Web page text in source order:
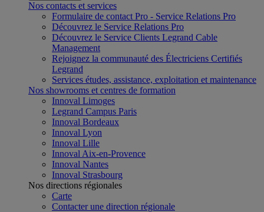
Nos contacts et services
Formulaire de contact Pro - Service Relations Pro
Découvrez le Service Relations Pro
Découvrez le Service Clients Legrand Cable
Management
Rejoignez la communauté des Électriciens Certifiés
Legrand
Services études, assistance, exploitation et maintenance
Nos showrooms et centres de formation
Innoval Limoges
Legrand Campus Paris
Innoval Bordeaux
Innoval Lyon
Innoval Lille
Innoval Aix-en-Provence
Innoval Nantes
Innoval Strasbourg
Nos directions régionales
Carte
Contacter une direction régionale